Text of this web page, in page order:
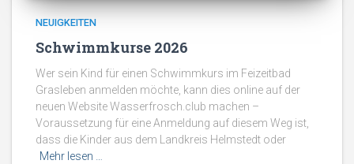
NEUIGKEITEN
Schwimmkurse 2026
Wer sein Kind für einen Schwimmkurs im Feizeitbad
Grasleben anmelden möchte, kann dies online auf der
neuen Website Wasserfrosch.club machen –
Voraussetzung für eine Anmeldung auf diesem Weg ist,
dass die Kinder aus dem Landkreis Helmstedt oder
Mehr lesen …